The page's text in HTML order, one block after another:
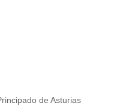
de Asturias